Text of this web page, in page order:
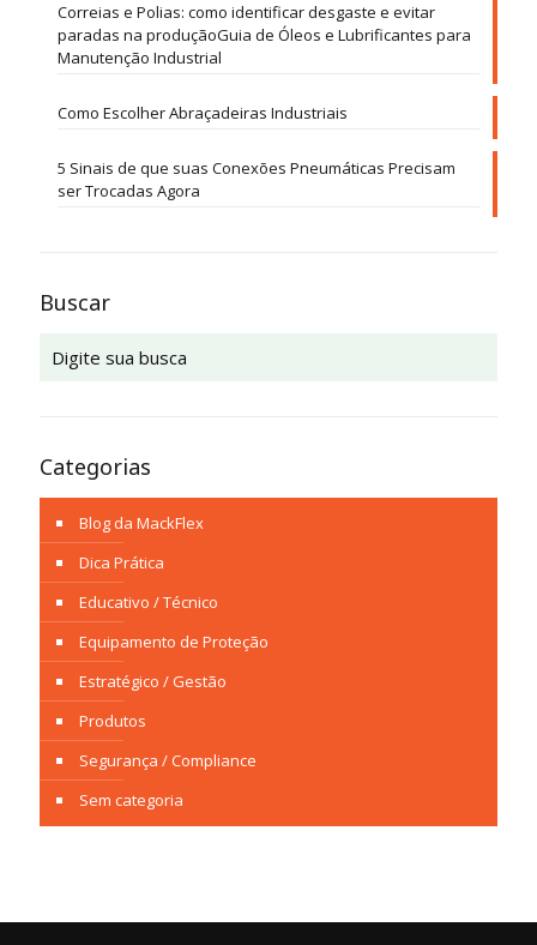
Correias e Polias: como identificar desgaste e evitar
paradas na produçãoGuia de Óleos e Lubrificantes para
Manutenção Industrial
Como Escolher Abraçadeiras Industriais
5 Sinais de que suas Conexões Pneumáticas Precisam
ser Trocadas Agora
Buscar
Categorias
Blog da MackFlex
Dica Prática
Educativo / Técnico
Equipamento de Proteção
Estratégico / Gestão
Produtos
Segurança / Compliance
Sem categoria